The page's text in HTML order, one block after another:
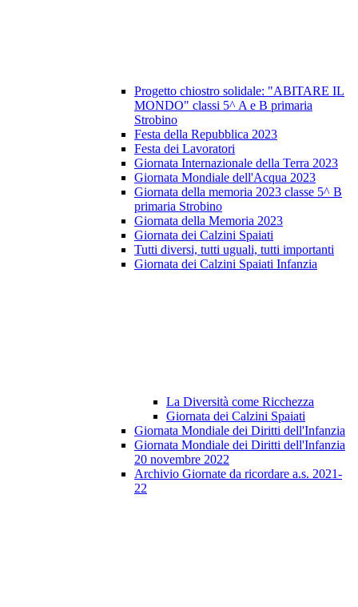
Progetto chiostro solidale: "ABITARE IL
MONDO" classi 5^ A e B primaria
Strobino
Festa della Repubblica 2023
Festa dei Lavoratori
Giornata Internazionale della Terra 2023
Giornata Mondiale dell'Acqua 2023
Giornata della memoria 2023 classe 5^ B
primaria Strobino
Giornata della Memoria 2023
Giornata dei Calzini Spaiati
Tutti diversi, tutti uguali, tutti importanti
Giornata dei Calzini Spaiati Infanzia
La Diversità come Ricchezza
Giornata dei Calzini Spaiati
Giornata Mondiale dei Diritti dell'Infanzia
Giornata Mondiale dei Diritti dell'Infanzia
20 novembre 2022
Archivio Giornate da ricordare a.s. 2021-
22